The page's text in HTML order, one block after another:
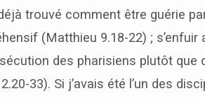
trouvé comment être guérie
(Matthieu 9.18-22) ; s’enfuir
des pharisiens plutôt que
33). Si j’avais été l’un des